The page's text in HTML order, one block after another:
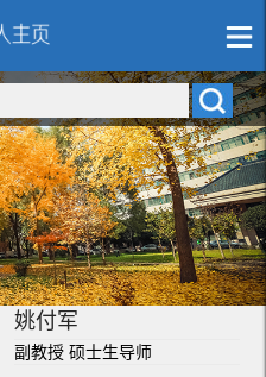
姚付军
副教授 硕士生导师